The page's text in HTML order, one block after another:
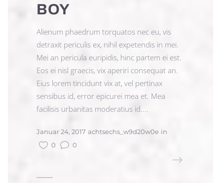
BOY
Alienum phaedrum torquatos nec eu, vis
detraxit periculis ex, nihil expetendis in mei.
Mei an pericula euripidis, hinc partem ei est.
Eos ei nisl graecis, vix aperiri consequat an.
Eius lorem tincidunt vix at, vel pertinax
sensibus id, error epicurei mea et. Mea
facilisis urbanitas moderatius id....
Januar 24, 2017 achtsechs_w9d20w0e in
0
0